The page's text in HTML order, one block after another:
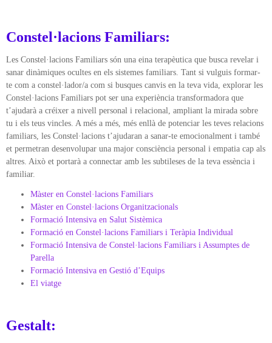
Constel·lacions Familiars:
Les Constel·lacions Familiars són una eina terapèutica que busca revelar i
sanar dinàmiques ocultes en els sistemes familiars. Tant si vulguis formar-
te com a constel·lador/a com si busques canvis en la teva vida, explorar les
Constel·lacions Familiars pot ser una experiència transformadora que
t’ajudarà a créixer a nivell personal i relacional, ampliant la mirada sobre
tu i els teus vincles. A més a més, més enllà de potenciar les teves relacions
familiars, les Constel·lacions t’ajudaran a sanar-te emocionalment i també
et permetran desenvolupar una major consciència personal i empatia cap als
altres. Això et portarà a connectar amb les subtileses de la teva essència i
familiar.
Màster en Constel·lacions Familiars
Màster en Constel·lacions Organitzacionals
Formació Intensiva en Salut Sistèmica
Formació en Constel·lacions Familiars i Teràpia Individual
Formació Intensiva de Constel·lacions Familiars i Assumptes de
Parella
Formació Intensiva en Gestió d’Equips
El viatge
Gestalt: